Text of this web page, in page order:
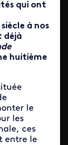
qui ont
siècle à nos
déjà
huitième
le
les
ces
entre le